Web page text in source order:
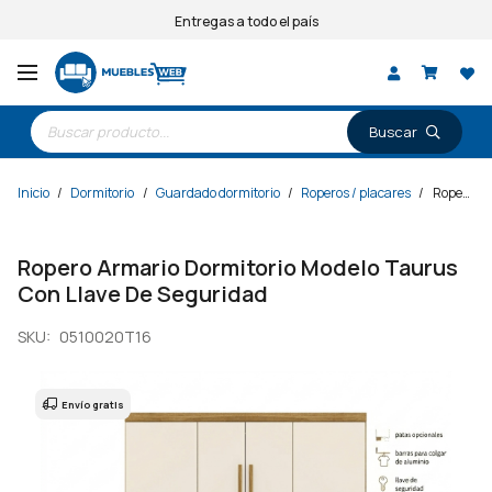
Entregas a todo el país
Búsqueda
de
productos
Inicio / Dormitorio / Guardado dormitorio / Roperos / placares / Ropero Armario Dormitorio Modelo Taurus Con Llave De Seguridad
Ropero Armario Dormitorio Modelo Taurus
Con Llave De Seguridad
SKU: 0510020T16
Envío gratis